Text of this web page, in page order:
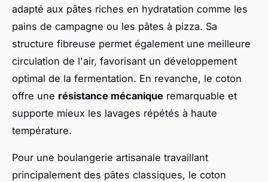
adapté aux pâtes riches en hydratation comme les
pains de campagne ou les pâtes à pizza. Sa
structure fibreuse permet également une meilleure
circulation de l'air, favorisant un développement
optimal de la fermentation. En revanche, le coton
offre une résistance mécanique remarquable et
supporte mieux les lavages répétés à haute
température.
Pour une boulangerie artisanale travaillant
principalement des pâtes classiques, le coton